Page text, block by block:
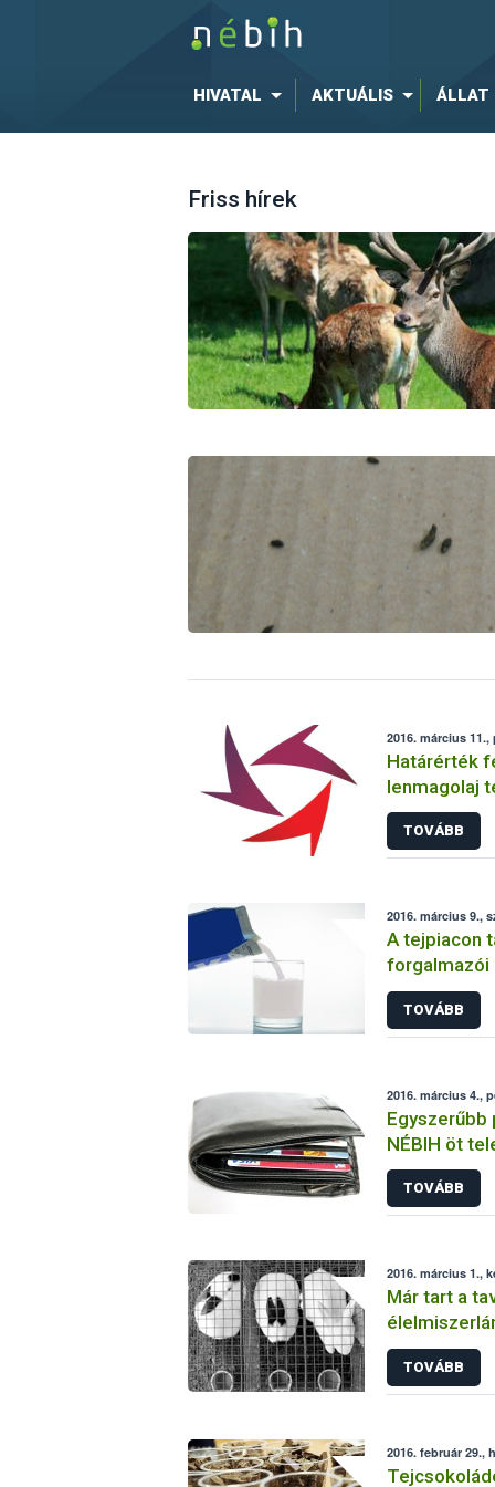
HIVATAL AKTUÁLIS ÁLLAT
Friss hírek
2016. március 11.,
Határérték
lenmagolaj
forgalomból
TOVÁBB
2016. március 9.,
A tejpiacon
forgalmazói
intézkedett a
TOVÁBB
2016. március 4.,
Egyszerűbb
NÉBIH öt
TOVÁBB
2016. március 1.,
Már tart a
TOVÁBB
2016. február 29.,